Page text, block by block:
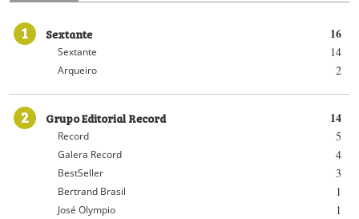
1 16
Sextante
14
Sextante
2
Arqueiro
2 14
Grupo Editorial Record
5
Record
4
Galera Record
3
BestSeller
1
Bertrand Brasil
1
José Olympio